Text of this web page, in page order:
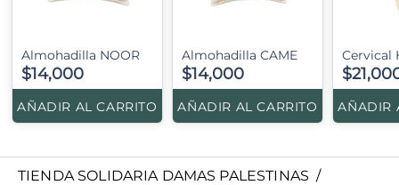
Almohadilla NOOR
$14,000
AÑADIR AL CARRITO
Almohadilla CAME
$14,000
AÑADIR AL CARRITO
Cervical
AÑADIR
TIENDA SOLIDARIA DAMAS PALESTINAS /